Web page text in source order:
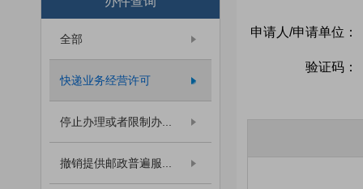
全部
快递业务经营许可
停止办理或者限制办...
撤销提供邮政普遍服...
申请人/申请单位：
验证码：